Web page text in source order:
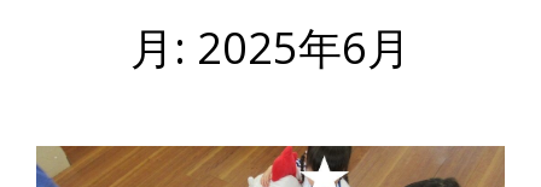
月: 2025年6月